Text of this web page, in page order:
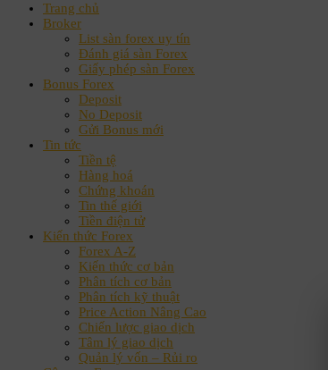
Trang chủ
Broker
List sàn forex uy tín
Đánh giá sàn Forex
Giấy phép sàn Forex
Bonus Forex
Deposit
No Deposit
Gửi Bonus mới
Tin tức
Tiền tệ
Hàng hoá
Chứng khoán
Tin thế giới
Tiền điện tử
Kiến thức Forex
Forex A-Z
Kiến thức cơ bản
Phân tích cơ bản
Phân tích kỹ thuật
Price Action Nâng Cao
Chiến lược giao dịch
Tâm lý giao dịch
Quản lý vốn – Rủi ro